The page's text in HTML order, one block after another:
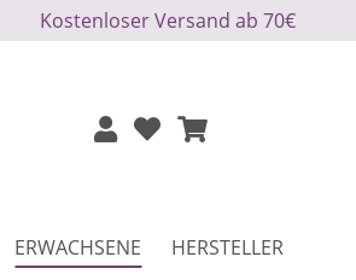
Kostenloser Versand ab 70€
ERWACHSENE
HERSTELLER